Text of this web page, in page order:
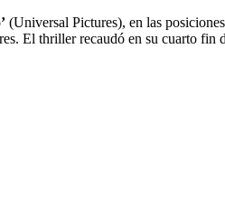
(Universal Pictures), en las
El thriller recaudó en su cuarto fin